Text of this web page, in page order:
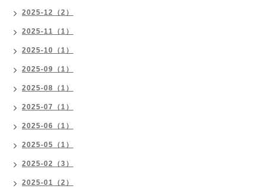
2025-12（2）
2025-11（1）
2025-10（1）
2025-09（1）
2025-08（1）
2025-07（1）
2025-06（1）
2025-05（1）
2025-02（3）
2025-01（2）